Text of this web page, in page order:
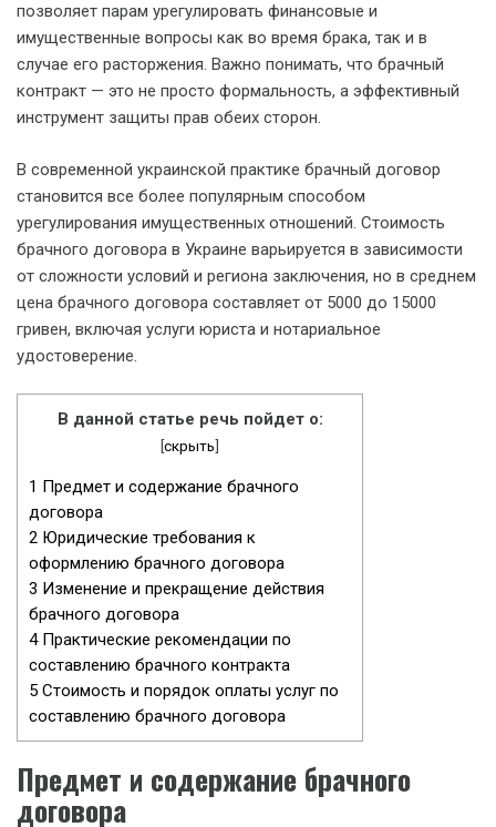
позволяет парам урегулировать финансовые и
имущественные вопросы как во время брака, так и в
случае его расторжения. Важно понимать, что брачный
контракт — это не просто формальность, а эффективный
инструмент защиты прав обеих сторон.
В современной украинской практике брачный договор
становится все более популярным способом
урегулирования имущественных отношений. Стоимость
брачного договора в Украине варьируется в зависимости
от сложности условий и региона заключения, но в среднем
цена брачного договора составляет от 5000 до 15000
гривен, включая услуги юриста и нотариальное
удостоверение.
В данной статье речь пойдет о:
[скрыть]
1 Предмет и содержание брачного
договора
2 Юридические требования к
оформлению брачного договора
3 Изменение и прекращение действия
брачного договора
4Практические рекомендации по
составлению брачного контракта
5 Стоимость и порядок оплаты услуг по
составлению брачного договора
Предмет и содержание брачного
договора